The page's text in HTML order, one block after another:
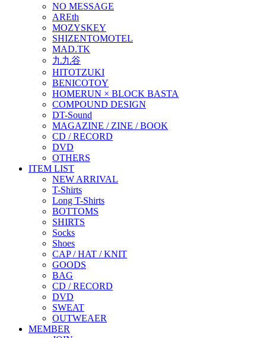
NO MESSAGE
AREth
MOZYSKEY
SHIZENTOMOTEL
MAD.TK
九九谷
HITOTZUKI
BENICOTOY
HOMERUN × BLOCK BASTA
COMPOUND DESIGN
DT-Sound
MAGAZINE / ZINE / BOOK
CD / RECORD
DVD
OTHERS
ITEM LIST
NEW ARRIVAL
T-Shirts
Long T-Shirts
BOTTOMS
SHIRTS
Socks
Shoes
CAP / HAT / KNIT
GOODS
BAG
CD / RECORD
DVD
SWEAT
OUTWEAER
MEMBER